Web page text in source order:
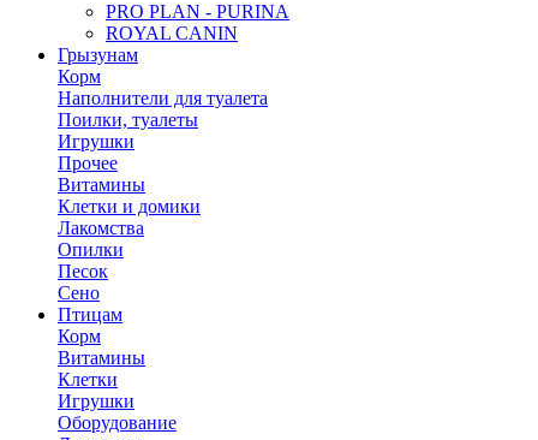
PRO PLAN - PURINA
ROYAL CANIN
Грызунам
Корм
Наполнители для туалета
Поилки, туалеты
Игрушки
Прочее
Витамины
Клетки и домики
Лакомства
Опилки
Песок
Сено
Птицам
Корм
Витамины
Клетки
Игрушки
Оборудование